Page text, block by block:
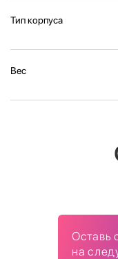
Тип корпуса
Вес
Оставь
на